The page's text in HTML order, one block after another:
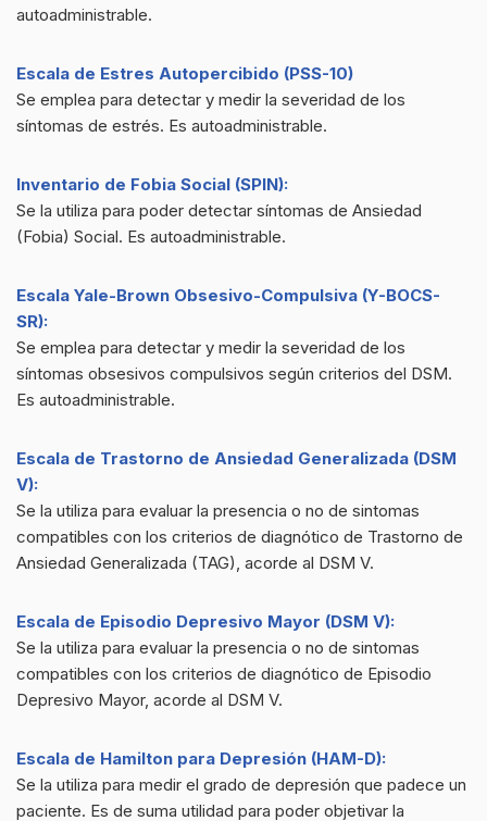
autoadministrable.
Escala de Estres Autopercibido (PSS-10)
Se emplea para detectar y medir la severidad de los
síntomas de estrés. Es autoadministrable.
Inventario de Fobia Social (SPIN):
Se la utiliza para poder detectar síntomas de Ansiedad
(Fobia) Social. Es autoadministrable.
Escala Yale-Brown Obsesivo-Compulsiva (Y-BOCS-
SR):
Se emplea para detectar y medir la severidad de los
síntomas obsesivos compulsivos según criterios del DSM.
Es autoadministrable.
Escala de Trastorno de Ansiedad Generalizada (DSM
V):
Se la utiliza para evaluar la presencia o no de sintomas
compatibles con los criterios de diagnótico de Trastorno de
Ansiedad Generalizada (TAG), acorde al DSM V.
Escala de Episodio Depresivo Mayor (DSM V):
Se la utiliza para evaluar la presencia o no de sintomas
compatibles con los criterios de diagnótico de Episodio
Depresivo Mayor, acorde al DSM V.
Escala de Hamilton para Depresión (HAM-D):
Se la utiliza para medir el grado de depresión que padece un
paciente. Es de suma utilidad para poder objetivar la